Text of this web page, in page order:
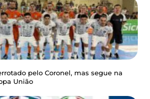
pelo Coronel, mas segue na
União